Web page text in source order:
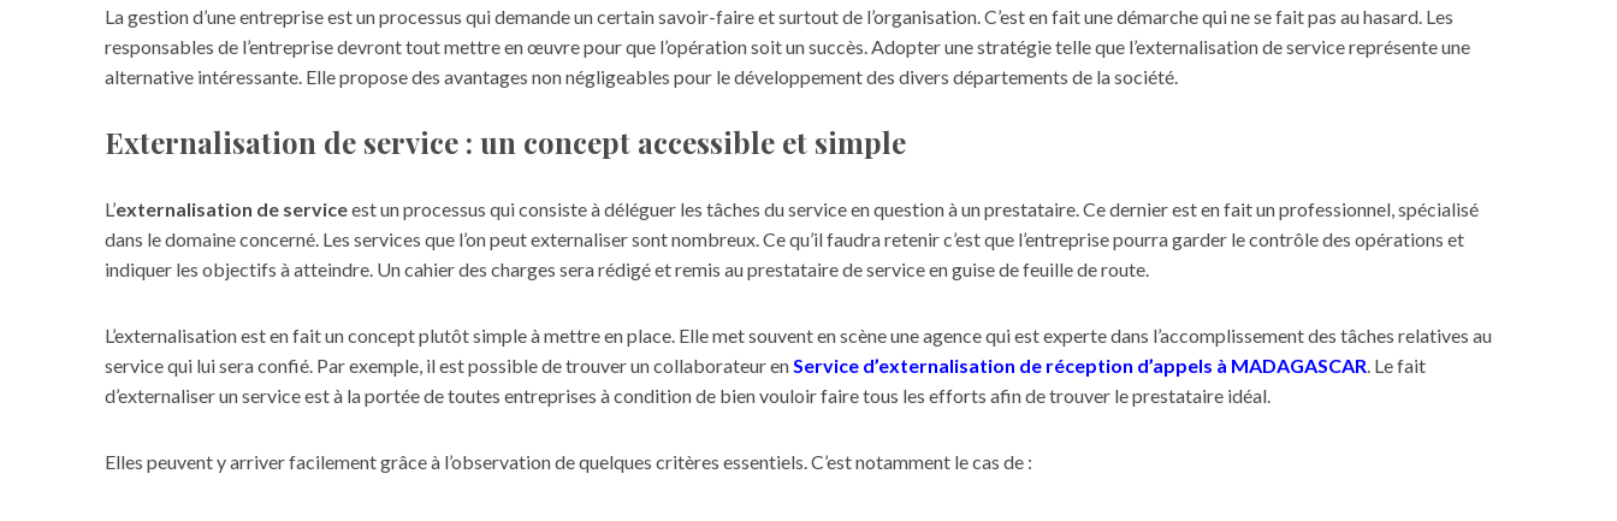
La gestion d’une entreprise est un processus qui demande un certain savoir-faire et surtout de l’organisation. C’est en fait une démarche qui ne se fait pas au hasard. Les
responsables de l’entreprise devront tout mettre en œuvre pour que l’opération soit un succès. Adopter une stratégie telle que l’externalisation de service représente une
alternative intéressante. Elle propose des avantages non négligeables pour le développement des divers départements de la société.
Externalisation de service : un concept accessible et simple
L’externalisation de serviceest un processus qui consiste à déléguer les tâches du service en question à un prestataire. Ce dernier est en fait un professionnel, spécialisé
dans le domaine concerné. Les services que l’on peut externaliser sont nombreux. Ce qu’il faudra retenir c’est que l’entreprise pourra garder le contrôle des opérations et
indiquer les objectifs à atteindre. Un cahier des charges sera rédigé et remis au prestataire de service en guise de feuille de route.
L’externalisation est en fait un concept plutôt simple à mettre en place. Elle met souvent en scène une agence qui est experte dans l’accomplissement des tâches relatives au
service qui lui sera confié. Par exemple, il est possible de trouver un collaborateur enService d’externalisation de réception d’appels à MADAGASCAR. Le fait
d’externaliser un service est à la portée de toutes entreprises à condition de bien vouloir faire tous les efforts afin de trouver le prestataire idéal.
Elles peuvent y arriver facilement grâce à l’observation de quelques critères essentiels. C’est notamment le cas de :